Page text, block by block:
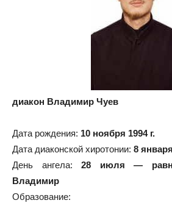
диакон Владимир Чуев
Дата рождения: 10 ноября 1994 г.
Дата диаконской хиротонии: 8
День ангела: 28 июля —
Владимир
Образование: